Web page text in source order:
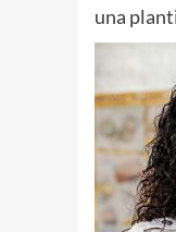
una